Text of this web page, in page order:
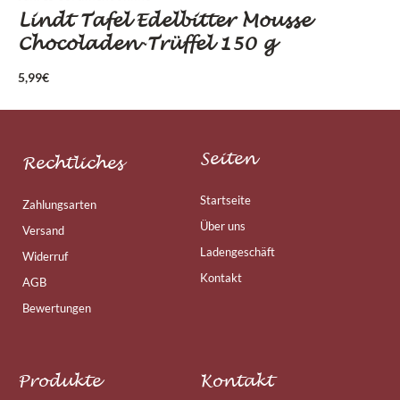
Lindt Tafel Edelbitter Mousse
Chocoladen-Trüffel 150 g
5,99€
Rechtliches
Zahlungsarten
Versand
Widerruf
AGB
Bewertungen
Seiten
Startseite
Über uns
Ladengeschäft
Kontakt
Produkte Kontakt